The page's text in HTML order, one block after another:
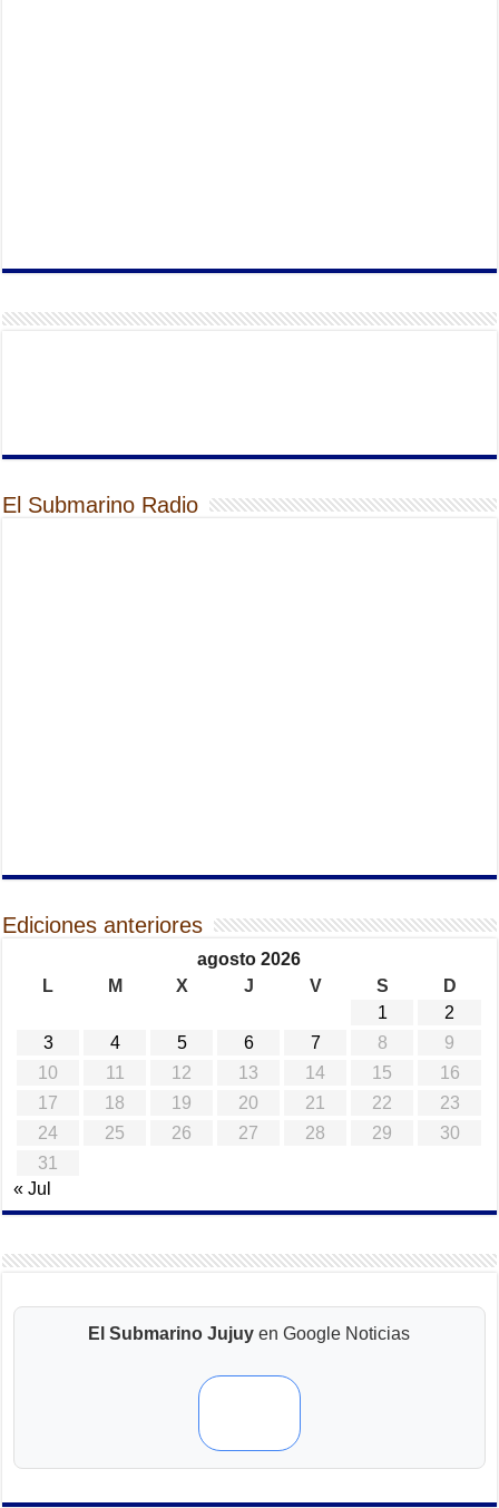
El Submarino Radio
Ediciones anteriores
agosto 2026
L
M X J V S
D
1
2
3
4 5 6 7 8
9
10
11 12 13 14 15
16
17
18 19 20 21 22
23
24
25 26 27 28 29
30
31
« Jul
El Submarino Jujuy en Google Noticias